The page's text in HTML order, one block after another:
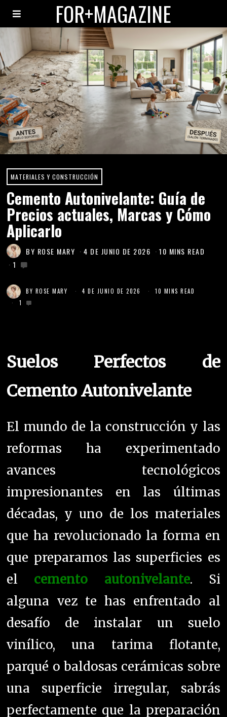
MATERIALES Y CONSTRUCCIÓN
Cemento Autonivelante: Guía de
Precios actuales, Marcas y Cómo
Aplicarlo
BY ROSE MARY 4 DE JUNIO DE 2026
10 MINS READ
1
FOR+MAGAZINE
BY ROSE MARY 4 DE JUNIO DE 2026
10 MINS READ
1
Suelos Perfectos de
Cemento Autonivelante
El mundo de la construcción y las
reformas ha experimentado
avances tecnológicos
impresionantes en las últimas
décadas, y uno de los materiales
que ha revolucionado la forma en
que preparamos las superficies es
el cemento autonivelante. Si
alguna vez te has enfrentado al
desafío de instalar un suelo
vinílico, una tarima flotante,
parqué o baldosas cerámicas sobre
una superficie irregular, sabrás
perfectamente que la preparación